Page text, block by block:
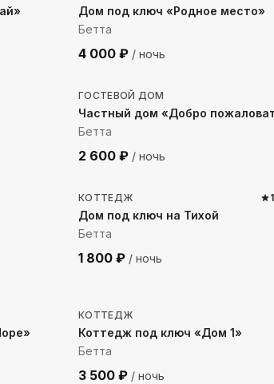
Дом под ключ «Родное место»
Бетта
4 000 ₽ / ночь
209м до моря
ГОСТЕВОЙ ДОМ
Частный дом «Добро
Бетта
2 600 ₽ / ночь
461м до моря
КОТТЕДЖ
Дом под ключ на Тихой
Бетта
1 800 ₽ / ночь
КОТТЕДЖ
Коттедж под ключ «Дом 1»
Бетта
3 500 ₽ / ночь